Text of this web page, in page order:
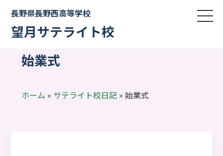
長野県長野西高等学校
望月サテライト校
始業式
ホーム » サテライト校日記» 始業式